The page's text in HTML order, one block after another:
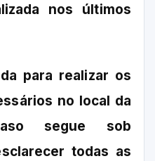
nos últimos
para realizar os
no local da
segue sob
todas as